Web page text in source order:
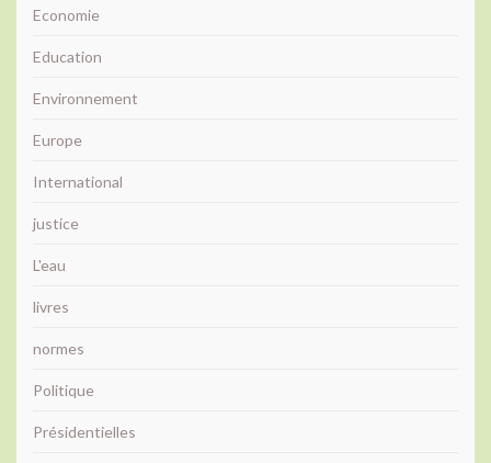
Economie
Education
Environnement
Europe
International
justice
L'eau
livres
normes
Politique
Présidentielles